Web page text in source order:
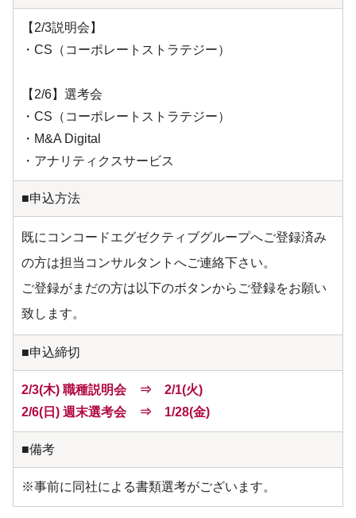
【2/3説明会】
・CS（コーポレートストラテジー）
【2/6】選考会
・CS（コーポレートストラテジー）
・M&A Digital
・アナリティクスサービス
■申込方法
既にコンコードエグゼクティブグループへご登録済み
の方は担当コンサルタントへご連絡下さい。
ご登録がまだの方は以下のボタンからご登録をお願い
致します。
■申込締切
2/3(木) 職種説明会 ⇒ 2/1(火)
2/6(日) 週末選考会 ⇒ 1/28(金)
■備考
※事前に同社による書類選考がございます。